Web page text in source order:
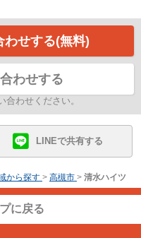
わせする(無料)
わせする
わせください。
LINEで共有する
から探す > 高槻市 > 清水ハイツ
に戻る